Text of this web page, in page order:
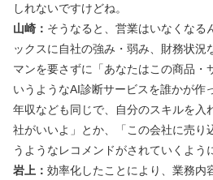
しれないですけどね。
山崎： そうなると、営業はいなくなる
ックスに自社の強み・弱み、財務状況
マンを要さずに「あなたはこの商品・
いうようなAI診断サービスを誰かが作
年収なども同じで、自分のスキルを入
社がいいよ」とか、「この会社に売り
うようなレコメンドがされていくよう
岩上： 効率化したことにより、業務内